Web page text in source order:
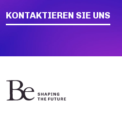
KONTAKTIEREN SIE UNS